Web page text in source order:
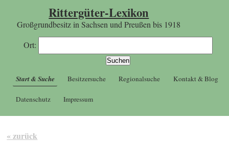
Rittergüter-Lexikon
Großgrundbesitz in Sachsen und Preußen bis 1918
Ort:
Start & Suche Besitzersuche Regionalsuche Kontakt & Blog
Datenschutz Impressum
« zurück